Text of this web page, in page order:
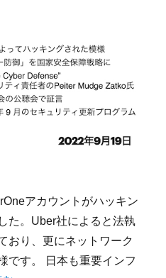
アカウントがハッキン
た。Uber社によると法執
おり、更にネットワーク
です。 日本も重要インフ